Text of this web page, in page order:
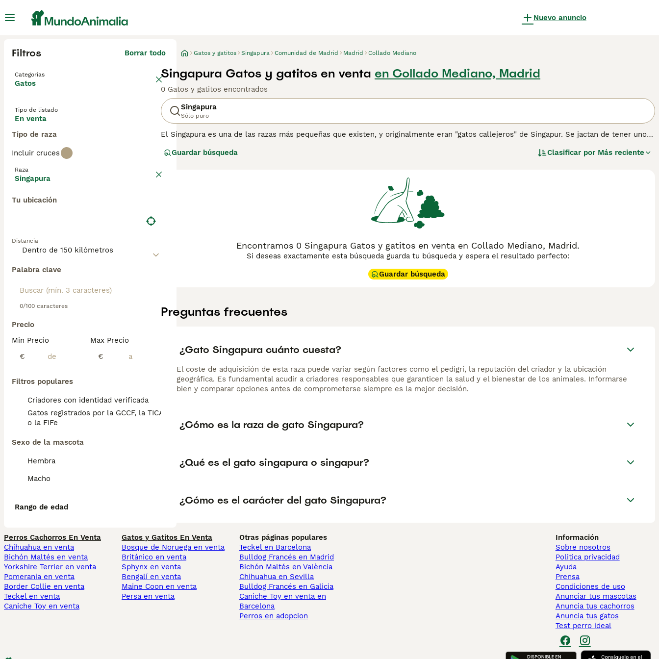
Nuevo anuncio
Filtros Borrar todo
Categorías
Gatos
Tipo de listado
En venta
Tipo de raza
Incluir cruces
Raza
Singapura
Tu ubicación
Distancia
Palabra clave
0/100 caracteres
Precio
Min Precio
€
Max Precio
€
Filtros populares
Criadores con identidad verificada
Gatos registrados por la GCCF, la TICA
o la FIFe
Sexo de la mascota
Hembra
Macho
Rango de edad
Gatos y gatitos Singapura Comunidad de Madrid Madrid Collado Mediano
Singapura Gatos y gatitos en venta en Collado Mediano, Madrid
0 Gatos y gatitos encontrados
Singapura
Sólo puro
El Singapura es una de las razas más pequeñas que existen, y originalmente eran "gatos callejeros" de Singapur. Se jactan de tener unos
camino en los corazones y hogares de muchos, no solo por ser adorables, sino también por tener una naturaleza alerta, activa y amorosa
información sobre esta raza de gato.
Guardar búsqueda Clasificar por Más reciente
Encontramos 0 Singapura Gatos y gatitos en venta en Collado Mediano, Madrid.
Si deseas exactamente esta búsqueda guarda tu búsqueda y espera el resultado perfecto:
Guardar búsqueda
Preguntas frecuentes
¿Gato Singapura cuánto cuesta?
El coste de adquisición de esta raza puede variar según factores como el pedigrí, la reputación del criador y la ubicación
geográfica. Es fundamental acudir a criadores responsables que garanticen la salud y el bienestar de los animales. Informarse
bien y comparar opciones antes de comprometerse siempre es la mejor decisión.
¿Cómo es la raza de gato Singapura?
¿Qué es el gato singapura o singapur?
¿Cómo es el carácter del gato Singapura?
Perros Cachorros En Venta
Chihuahua en venta
Bichón Maltés en venta
Yorkshire Terrier en venta
Pomerania en venta
Border Collie en venta
Teckel en venta
Caniche Toy en venta
Gatos y Gatitos En Venta
Bosque de Noruega en venta
Británico en venta
Sphynx en venta
Bengalí en venta
Maine Coon en venta
Persa en venta
Otras páginas populares
Teckel en Barcelona
Bulldog Francés en Madrid
Bichón Maltés en València
Chihuahua en Sevilla
Bulldog Francés en Galicia
Caniche Toy en venta en
Barcelona
Perros en adopcion
Información
Sobre nosotros
Politica privacidad
Ayuda
Prensa
Condiciones de uso
Anunciar tus mascotas
Anuncia tus cachorros
Anuncia tus gatos
Test perro ideal